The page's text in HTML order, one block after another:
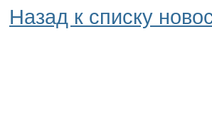
Назад к списку